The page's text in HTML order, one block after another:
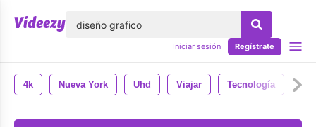
Iniciar sesión Regístrate
4k Nueva York Uhd Viajar Tecnología